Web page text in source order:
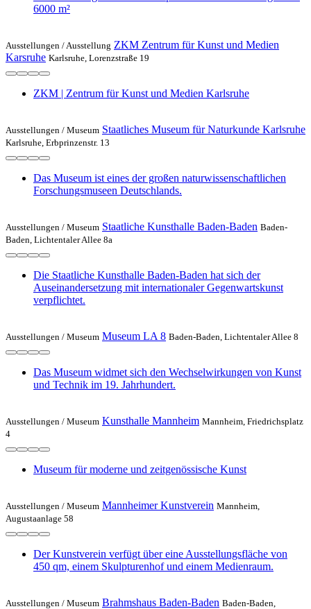
6000 m²
Ausstellungen / Ausstellung ZKM Zentrum für Kunst und Medien
Karsruhe Karlsruhe, Lorenzstraße 19
ZKM | Zentrum für Kunst und Medien Karlsruhe
Ausstellungen / Museum Staatliches Museum für Naturkunde Karlsruhe
Karlsruhe, Erbprinzenstr. 13
Das Museum ist eines der großen naturwissenschaftlichen
Forschungsmuseen Deutschlands.
Ausstellungen / Museum Staatliche Kunsthalle Baden-Baden Baden-
Baden, Lichtentaler Allee 8a
Die Staatliche Kunsthalle Baden-Baden hat sich der
Auseinandersetzung mit internationaler Gegenwartskunst
verpflichtet.
Ausstellungen / Museum Museum LA 8 Baden-Baden, Lichtentaler Allee 8
Das Museum widmet sich den Wechselwirkungen von Kunst
und Technik im 19. Jahrhundert.
Ausstellungen / Museum Kunsthalle Mannheim Mannheim, Friedrichsplatz
4
Museum für moderne und zeitgenössische Kunst
Ausstellungen / Museum Mannheimer Kunstverein Mannheim,
Augustaanlage 58
Der Kunstverein verfügt über eine Ausstellungsfläche von
450 qm, einem Skulpturenhof und einem Medienraum.
Ausstellungen / Museum Brahmshaus Baden-Baden Baden-Baden,